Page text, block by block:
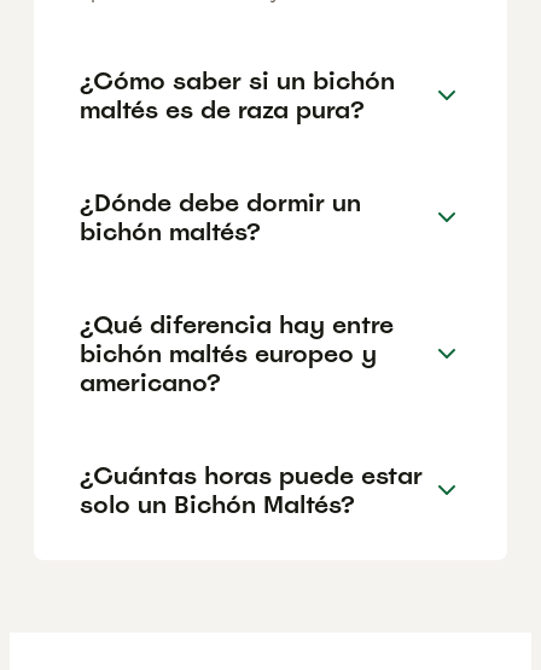
¿Cómo saber si un bichón
maltés es de raza pura?
¿Dónde debe dormir un
bichón maltés?
¿Qué diferencia hay entre
bichón maltés europeo y
americano?
¿Cuántas horas puede estar
solo un Bichón Maltés?